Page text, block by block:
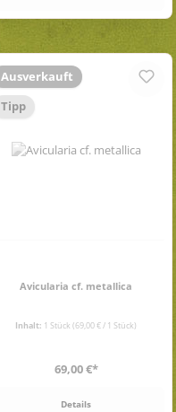
Ausverkauft
Tipp
Avicularia cf. metallica
Inhalt: 1 Stück (69,00 € / 1 Stück)
Regulärer Preis:
69,00 €*
Details